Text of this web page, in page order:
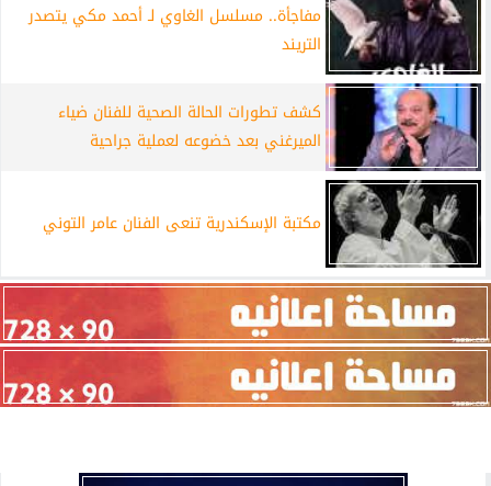
مفاجأة.. مسلسل الغاوي لـ أحمد مكي يتصدر
التريند
كشف تطورات الحالة الصحية للفنان ضياء
الميرغني بعد خضوعه لعملية جراحية
مكتبة الإسكندرية تنعى الفنان عامر التوني